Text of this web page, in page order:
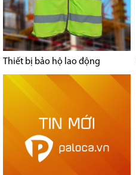
Thiết bị bảo hộ lao động